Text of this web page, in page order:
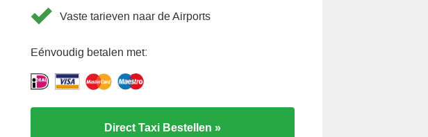
Vaste tarieven naar de Airports
Eénvoudig betalen met:
Direct Taxi Bestellen »